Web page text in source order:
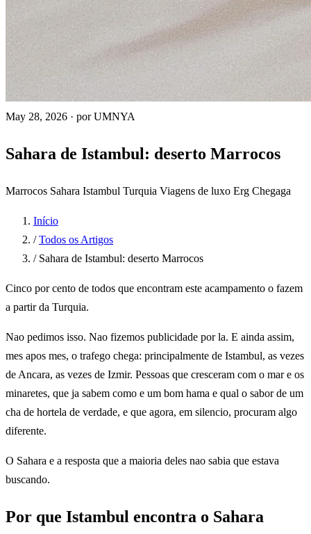
May 28, 2026 · por UMNYA
Sahara de Istambul: deserto Marrocos
Marrocos Sahara Istambul Turquia Viagens de luxo Erg Chegaga
Início
/ Todos os Artigos
/ Sahara de Istambul: deserto Marrocos
Cinco por cento de todos que encontram este acampamento o fazem
a partir da Turquia.
Nao pedimos isso. Nao fizemos publicidade por la. E ainda assim,
mes apos mes, o trafego chega: principalmente de Istambul, as vezes
de Ancara, as vezes de Izmir. Pessoas que cresceram com o mar e os
minaretes, que ja sabem como e um bom hama e qual o sabor de um
cha de hortela de verdade, e que agora, em silencio, procuram algo
diferente.
O Sahara e a resposta que a maioria deles nao sabia que estava
buscando.
Por que Istambul encontra o Sahara